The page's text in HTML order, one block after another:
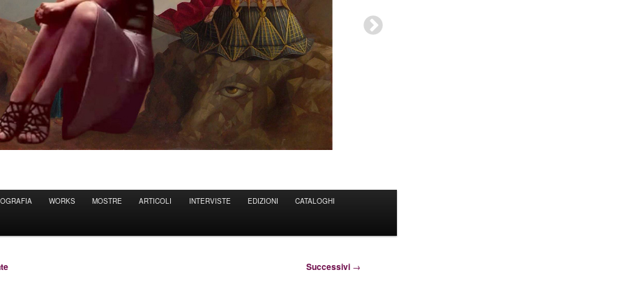
WORKS MOSTRE ARTICOLI INTERVISTE EDIZIONI CATALOGHI
Successivi →